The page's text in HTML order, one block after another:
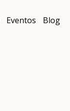
Eventos Blog